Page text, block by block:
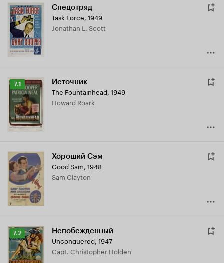
Спецотряд
Task Force, 1949
Jonathan L. Scott
Рейтинг
Кинопоиска
7.1
7.1 Источник
The Fountainhead, 1949
Howard Roark
Хороший Сэм
Good Sam, 1948
Sam Clayton
Рейтинг
Кинопоиска
7.2
7.2 Непобежденный
Unconquered, 1947
Capt. Christopher Holden